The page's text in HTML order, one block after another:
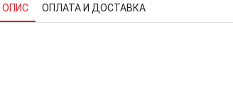
ОПИС ОПЛАТА И ДОСТАВКА